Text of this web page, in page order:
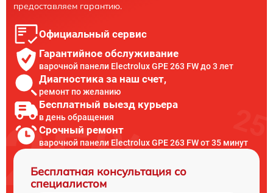
предоставляем гарантию.
Официальный сервис
Гарантийное обслуживание
варочной панели Electrolux GPE 263 FW до 3 лет
Диагностика за наш счет,
ремонт по желанию
Бесплатный выезд курьера
в день обращения
Срочный ремонт
варочной панели Electrolux GPE 263 FW от 35 минут
Бесплатная консультация со
специалистом